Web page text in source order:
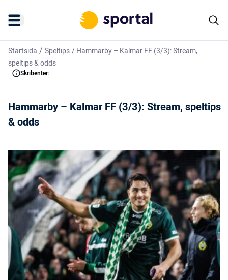
Startsida / Speltips/Hammarby – Kalmar FF (3/3): Stream,
speltips & odds
Skribenter:
Hammarby – Kalmar FF (3/3): Stream, speltips
& odds